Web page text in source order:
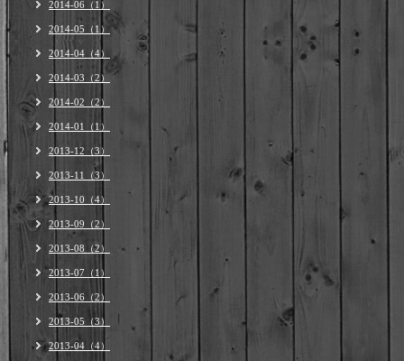
2014-06（1）
2014-05（1）
2014-04（4）
2014-03（2）
2014-02（2）
2014-01（1）
2013-12（3）
2013-11（3）
2013-10（4）
2013-09（2）
2013-08（2）
2013-07（1）
2013-06（2）
2013-05（3）
2013-04（4）